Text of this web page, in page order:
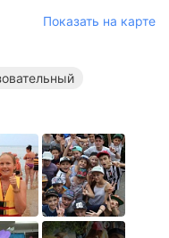
Показать на карте